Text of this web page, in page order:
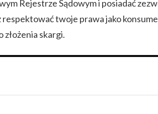
Rejestrze Sądowym i posiadać
twoje prawa jako
złożenia skargi.